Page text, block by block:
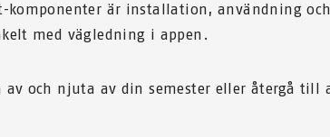
komponenter är installation, användning
med vägledning i appen.
av och njuta av din semester eller återgå till